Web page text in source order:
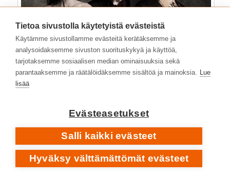
TuliondebyyttialbumiYyteri
26. elokuuta. Levyllä ovat mukana ennakkoraidat
’Aaveet kannoilla’, ’Yyteri’ ja ’Ikkuna’.
Tietoa sivustolla käytetyistä evästeistä
Käytämme sivustollamme evästeitä kerätäksemme ja
analysoidaksemme sivuston suorituskykyä ja käyttöä,
tarjotaksemme sosiaalisen median ominaisuuksia sekä
parantaaksemme ja räätälöidäksemme sisältöä ja mainoksia. Lue
lisää
Evästeasetukset
Salli kaikki evästeet
Hyväksy välttämättömät evästeet